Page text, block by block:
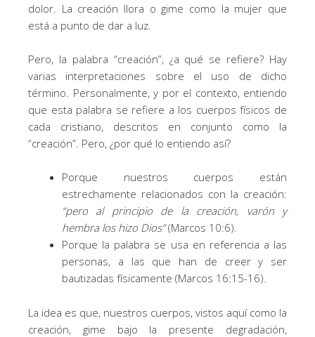
dolor. La creación llora o gime como la mujer que
está a punto de dar a luz.
Pero, la palabra “creación”, ¿a qué se refiere? Hay
varias interpretaciones sobre el uso de dicho
término. Personalmente, y por el contexto, entiendo
que esta palabra se refiere a los cuerpos físicos de
cada cristiano, descritos en conjunto como la
“creación”. Pero, ¿por qué lo entiendo así?
Porque nuestros cuerpos están
estrechamente relacionados con la creación:
“pero al principio de la creación, varón y
hembra los hizo Dios”(Marcos 10:6).
Porque la palabra se usa en referencia a las
personas, a las que han de creer y ser
bautizadas físicamente (Marcos 16:15-16).
La idea es que, nuestros cuerpos, vistos aquí como la
creación, gime bajo la presente degradación,